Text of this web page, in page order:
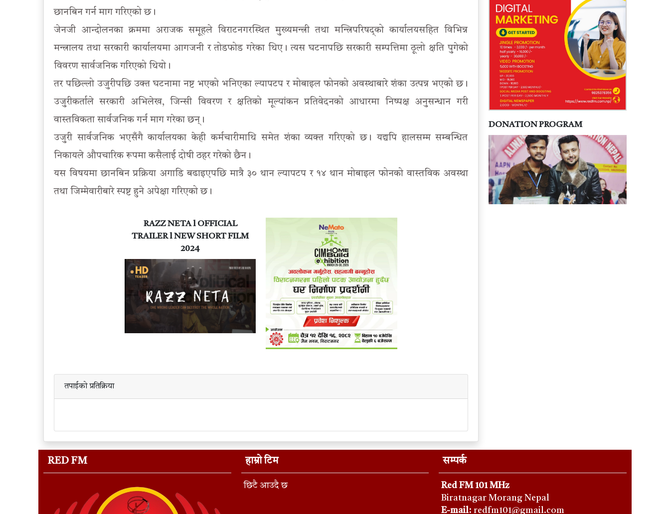
छानबिन गर्न माग गरिएको छ।
जेनजी आन्दोलनका क्रममा अराजक समूहले विराटनगरस्थित मुख्यमन्त्री तथा मन्त्रिपरिषद्को कार्यालयसहित विभिन्न
मन्त्रालय तथा सरकारी कार्यालयमा आगजनी र तोडफोड गरेका थिए। त्यस घटनापछि सरकारी सम्पत्तिमा ठूलो क्षति पुगेको
विवरण सार्वजनिक गरिएको थियो।
तर पछिल्लो उजुरीपछि उक्त घटनामा नष्ट भएको भनिएका ल्यापटप र मोबाइल फोनको अवस्थाबारे शंका उत्पन्न भएको छ।
उजुरीकर्ताले सरकारी अभिलेख, जिन्सी विवरण र क्षतिको मूल्यांकन प्रतिवेदनको आधारमा निष्पक्ष अनुसन्धान गरी
वास्तविकता सार्वजनिक गर्न माग गरेका छन्।
उजुरी सार्वजनिक भएसँगै कार्यालयका केही कर्मचारीमाथि समेत शंका व्यक्त गरिएको छ। यद्यपि हालसम्म सम्बन्धित
निकायले औपचारिक रूपमा कसैलाई दोषी ठहर गरेको छैन।
यस विषयमा छानबिन प्रक्रिया अगाडि बढाइएपछि मात्रै ३० थान ल्यापटप र १४ थान मोबाइल फोनको वास्तविक अवस्था
तथा जिम्मेवारीबारे स्पष्ट हुने अपेक्षा गरिएको छ।
RAZZ NETA l OFFICIAL
TRAILER l NEW SHORT FILM
2024
तपाईको प्रतिक्रिया
DONATION PROGRAM
RED FM हाम्रो टिम
छिटै आउदै छ
सम्पर्क
Red FM 101 MHz
Biratnagar Morang Nepal
E-mail: redfm101@gmail.com